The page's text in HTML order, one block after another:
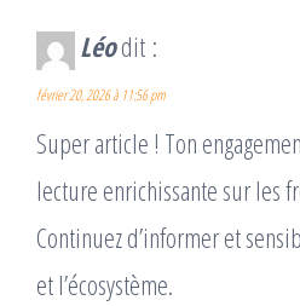
Léodit :
février 20, 2026 à 11:56 pm
Super article ! Ton
lecture enrichissante sur les
Continuez d’informer et
et l’écosystème.